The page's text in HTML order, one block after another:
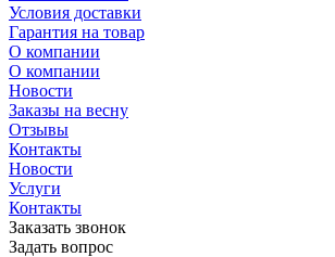
Условия доставки
Гарантия на товар
О компании
О компании
Новости
Заказы на весну
Отзывы
Контакты
Новости
Услуги
Контакты
Заказать звонок
Задать вопрос